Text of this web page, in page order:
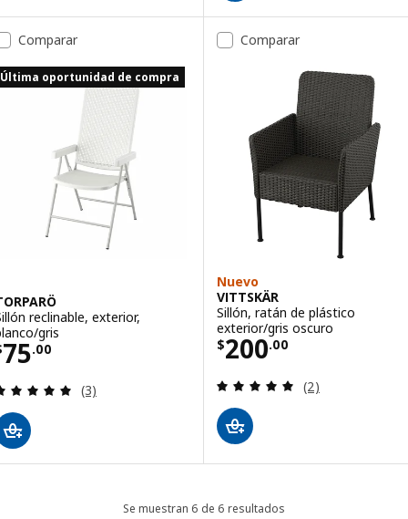
Comparar
Última oportunidad de compra
reclinable, exterior,
gris
75.00 $ 75.00
Evaluación: 5 de 5 estrellas. Evaluaciones totales:
(3)
Comparar
Nuevo
VITTSKÄR
Sillón, ratán de plástico
exterior/gris oscuro
$200.00
Precio $ 200.00
Evaluación: 5
(2)
Se muestran 6 de 6 resultados